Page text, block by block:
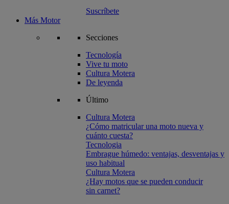
Suscríbete
Más Motor
Secciones
Tecnología
Vive tu moto
Cultura Motera
De leyenda
Último
Cultura Motera
¿Cómo matricular una moto nueva y
cuánto cuesta?
Tecnologia
Embrague húmedo: ventajas, desventajas y
uso habitual
Cultura Motera
¿Hay motos que se pueden conducir
sin carnet?